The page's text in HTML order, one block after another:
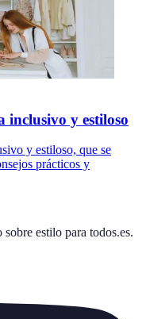
inclusivo y estiloso
y estiloso, que se
prácticos y
sobre estilo para todos.es.